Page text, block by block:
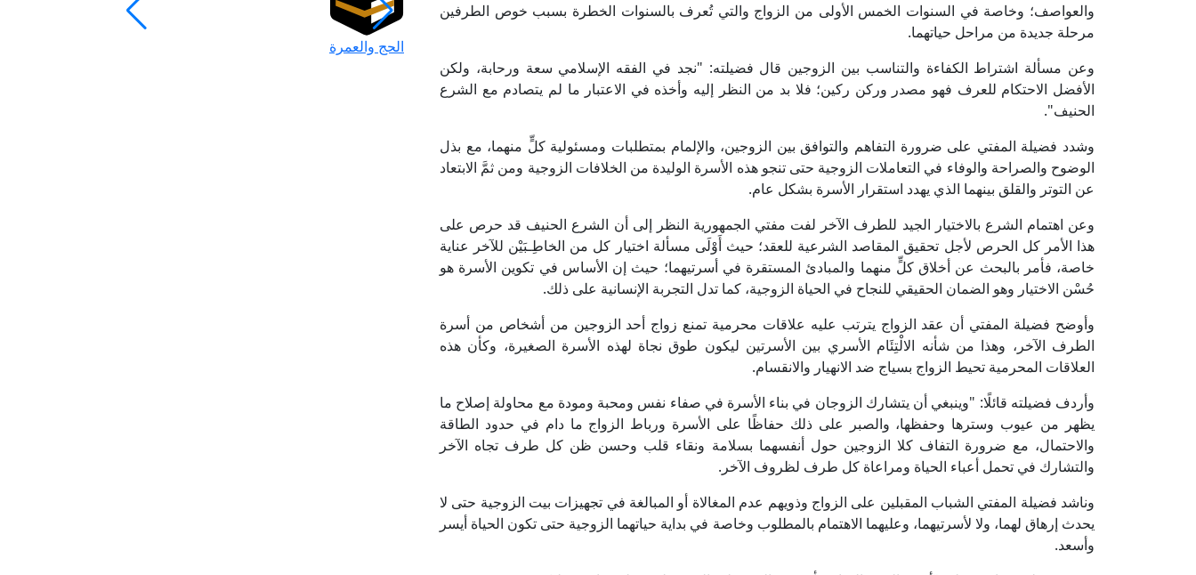
والعواصف؛ وخاصة في السنوات الخمس الأولى من الزواج والتي تُعرف بالسنوات الخطرة بسبب خوص الطرفين
مرحلة جديدة من مراحل حياتهما.
وعن مسألة اشتراط الكفاءة والتناسب بين الزوجين قال فضيلته: "نجد في الفقه الإسلامي سعة ورحابة، ولكن
الأفضل الاحتكام للعرف فهو مصدر وركن ركين؛ فلا بد من النظر إليه وأخذه في الاعتبار ما لم يتصادم مع الشرع
الحنيف".
وشدد فضيلة المفتي على ضرورة التفاهم والتوافق بين الزوجين، والإلمام بمتطلبات ومسئولية كلٍّ منهما، مع بذل
الوضوح والصراحة والوفاء في التعاملات الزوجية حتى تنجو هذه الأسرة الوليدة من الخلافات الزوجية ومن ثمَّ الابتعاد
عن التوتر والقلق بينهما الذي يهدد استقرار الأسرة بشكل عام.
وعن اهتمام الشرع بالاختيار الجيد للطرف الآخر لفت مفتي الجمهورية النظر إلى أن الشرع الحنيف قد حرص على
هذا الأمر كل الحرص لأجل تحقيق المقاصد الشرعية للعقد؛ حيث أَوْلَى مسألة اختيار كل من الخاطِـبَيْن للآخر عناية
خاصة، فأمر بالبحث عن أخلاق كلٍّ منهما والمبادئ المستقرة في أسرتيهما؛ حيث إن الأساس في تكوين الأسرة هو
حُسْن الاختيار وهو الضمان الحقيقي للنجاح في الحياة الزوجية، كما تدل التجربة الإنسانية على ذلك.
وأوضح فضيلة المفتي أن عقد الزواج يترتب عليه علاقات محرمية تمنع زواج أحد الزوجين من أشخاص من أسرة
الطرف الآخر، وهذا من شأنه الالْتِئَام الأسري بين الأسرتين ليكون طوق نجاة لهذه الأسرة الصغيرة، وكأن هذه
العلاقات المحرمية تحيط الزواج بسياج ضد الانهيار والانقسام.
وأردف فضيلته قائلًا: "وينبغي أن يتشارك الزوجان في بناء الأسرة في صفاء نفس ومحبة ومودة مع محاولة إصلاح ما
يظهر من عيوب وسترها وحفظها، والصبر على ذلك حفاظًا على الأسرة ورباط الزواج ما دام في حدود الطاقة
والاحتمال، مع ضرورة التفاف كلا الزوجين حول أنفسهما بسلامة ونقاء قلب وحسن ظن كل طرف تجاه الآخر
والتشارك في تحمل أعباء الحياة ومراعاة كل طرف لظروف الآخر.
وناشد فضيلة المفتي الشباب المقبلين على الزواج وذويهم عدم المغالاة أو المبالغة في تجهيزات بيت الزوجية حتى لا
يحدث إرهاق لهما، ولا لأسرتيهما، وعليهما الاهتمام بالمطلوب وخاصة في بداية حياتهما الزوجية حتى تكون الحياة أيسر
وأسعد.
الحج والعمرة